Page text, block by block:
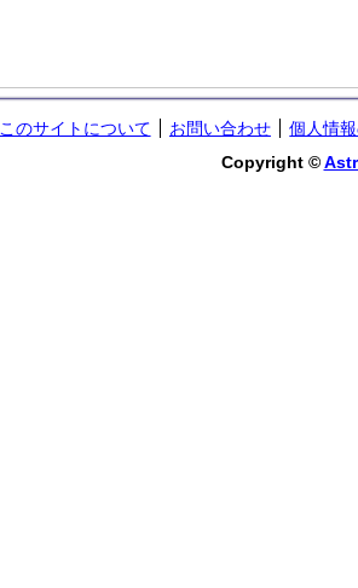
このサイトについて お問い合わせ
個人情
Copyright ©